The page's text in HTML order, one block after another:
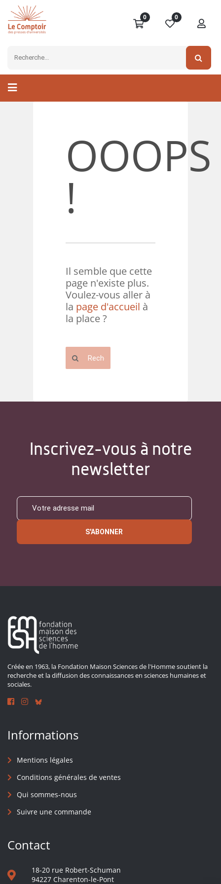
0 0
OOOPS
!
Il semble que cette
page n'existe plus.
Voulez-vous aller à
la page d'accueil à
la place ?
Inscrivez-vous à notre
newsletter
S'ABONNER
Créée en 1963, la Fondation Maison Sciences de l'Homme soutient la
recherche et la diffusion des connaissances en sciences humaines et
sociales.
Informations
Mentions légales
Conditions générales de ventes
Qui sommes-nous
Suivre une commande
Contact
18-20 rue Robert-Schuman
94227 Charenton-le-Pont